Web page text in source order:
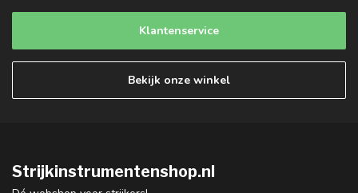
Klantenservice
Bekijk onze winkel
Strijkinstrumentenshop.nl